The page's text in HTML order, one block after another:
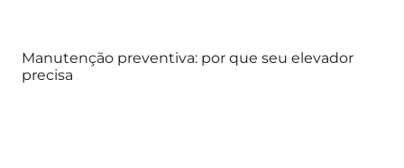
Manutenção preventiva: por que seu elevador
precisa